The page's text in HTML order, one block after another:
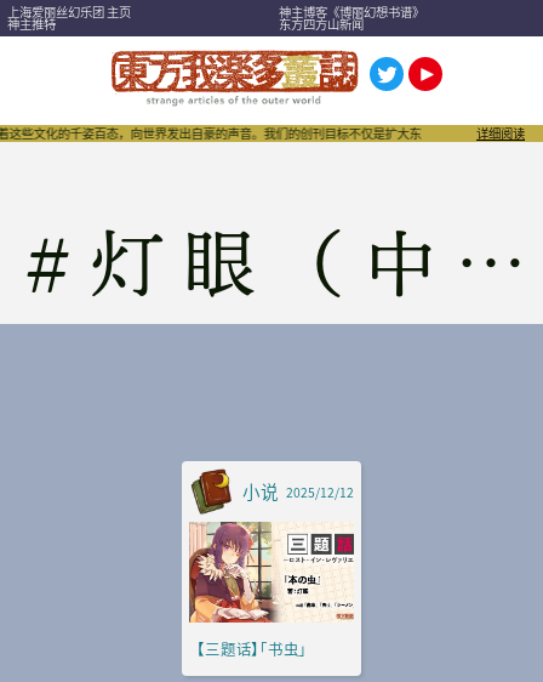
上海爱丽丝幻乐团 主页 神主博客《博丽幻想书谱》
神主推特 东方四方山新闻
文化的千姿百态，向世界发出自豪的声音。我们的创刊目标不仅是扩大东方Project，也希望
详细阅读
# 灯眼（中文）
小说 2025/12/12
【三题话】「书虫」